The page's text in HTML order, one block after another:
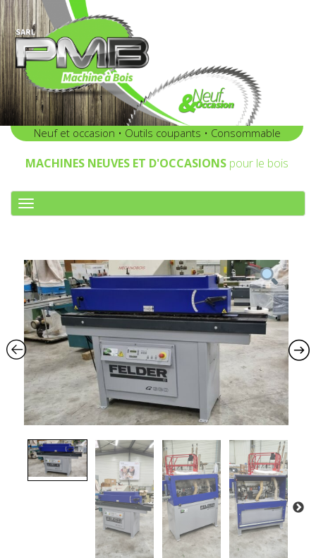
Neuf et occasion • Outils coupants • Consommable
MACHINES NEUVES ET D'OCCASIONS pour le bois
F
C
H
E
R
L
A
N
A
V
I
G
A
O
N